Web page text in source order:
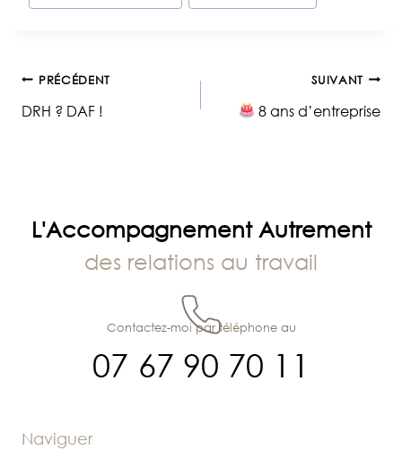
Navigation
PRÉCÉDENT
DRH ? DAF !
SUIVANT
8 ans d’entreprise
L'Accompagnement Autrement
des relations au travail
07 67 90 70 11
Contactez-moi par téléphone au
Naviguer